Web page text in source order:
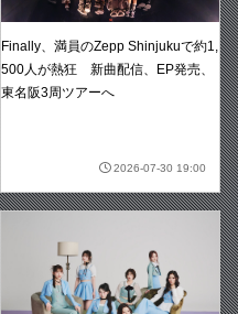
Finally、満員のZepp Shinjukuで約1,
500人が熱狂 新曲配信、EP発売、
東名阪3周ツアーへ
2026-07-30 19:00